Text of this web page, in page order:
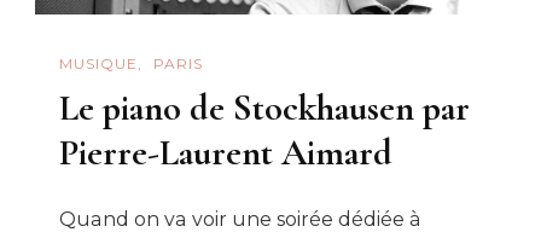
MUSIQUE PARIS
Le piano de Stockhausen par
Pierre-Laurent Aimard
Quand on va voir une soirée dédiée à